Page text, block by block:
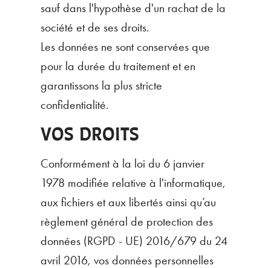
sauf dans l'hypothèse d'un rachat de la
société et de ses droits.
Les données ne sont conservées que
pour la durée du traitement et en
garantissons la plus stricte
confidentialité.
VOS DROITS
Conformément à la loi du 6 janvier
1978 modifiée relative à l'informatique,
aux fichiers et aux libertés ainsi qu’au
règlement général de protection des
données (RGPD - UE) 2016/679 du 24
avril 2016, vos données personnelles